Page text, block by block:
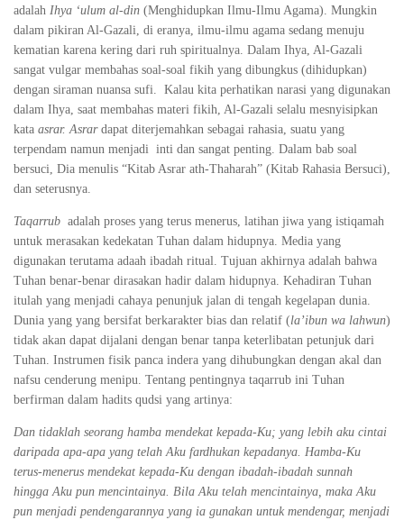
adalah Ihya ‘ulum al-din (Menghidupkan Ilmu-Ilmu Agama). Mungkin
dalam pikiran Al-Gazali, di eranya, ilmu-ilmu agama sedang menuju
kematian karena kering dari ruh spiritualnya. Dalam Ihya, Al-Gazali
sangat vulgar membahas soal-soal fikih yang dibungkus (dihidupkan)
dengan siraman nuansa sufi. Kalau kita perhatikan narasi yang digunakan
dalam Ihya, saat membahas materi fikih, Al-Gazali selalu mesnyisipkan
kata asrar. Asrardapat diterjemahkan sebagai rahasia, suatu yang
terpendam namun menjadi inti dan sangat penting. Dalam bab soal
bersuci, Dia menulis “Kitab Asrar ath-Thaharah” (Kitab Rahasia Bersuci),
dan seterusnya.
Taqarrub adalah proses yang terus menerus, latihan jiwa yang istiqamah
untuk merasakan kedekatan Tuhan dalam hidupnya. Media yang
digunakan terutama adaah ibadah ritual. Tujuan akhirnya adalah bahwa
Tuhan benar-benar dirasakan hadir dalam hidupnya. Kehadiran Tuhan
itulah yang menjadi cahaya penunjuk jalan di tengah kegelapan dunia.
Dunia yang yang bersifat berkarakter bias dan relatif (la’ibun wa lahwun)
tidak akan dapat dijalani dengan benar tanpa keterlibatan petunjuk dari
Tuhan. Instrumen fisik panca indera yang dihubungkan dengan akal dan
nafsu cenderung menipu. Tentang pentingnya taqarrub ini Tuhan
berfirman dalam hadits qudsi yang artinya:
Dan tidaklah seorang hamba mendekat kepada-Ku; yang lebih aku cintai
daripada apa-apa yang telah Aku fardhukan kepadanya. Hamba-Ku
terus-menerus mendekat kepada-Ku dengan ibadah-ibadah sunnah
hingga Aku pun mencintainya. Bila Aku telah mencintainya, maka Aku
pun menjadi pendengarannya yang ia gunakan untuk mendengar, menjadi